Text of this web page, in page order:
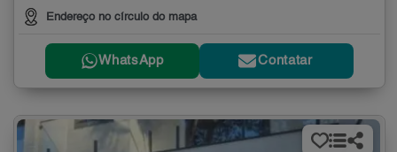
Endereço no círculo do mapa
WhatsApp Contatar